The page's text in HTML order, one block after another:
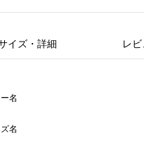
イズ・詳細 レ
名
名